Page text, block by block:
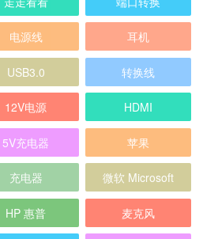
电源线 耳机
USB3.0 转换线
12V电源 HDMI
5V充电器 苹果
充电器 微软 Microsoft
HP 惠普 麦克风